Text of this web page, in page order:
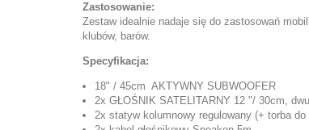
Zastosowanie:
Zestaw idealnie nadaje się do zastosowań
klubów, barów.
Specyfikacja:
18" / 45cm AKTYWNY SUBWOOFER
2x GŁOŚNIK SATELITARNY 12 "/ 30cm,
2x statyw kolumnowy regulowany (+ torba do